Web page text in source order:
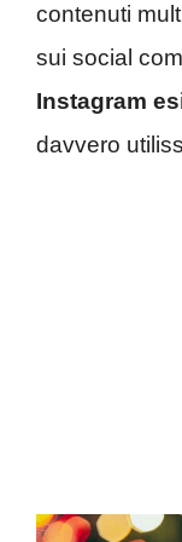
contenuti
sui social
Instagram
davvero